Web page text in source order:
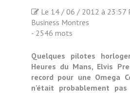
Le 14 / 06 / 2012 à 23:57
Business Montres
- 2546 mots
Quelques pilotes
Heures du Mans, Elvis
record pour une Omega
n'était probablement